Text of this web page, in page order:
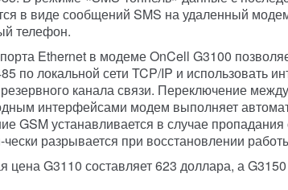
в виде сообщений SMS на удаленный
телефон.
Ethernet в модеме OnCell G3100
по локальной сети TCP/IP и использовать
резервного канала связи. Переключение
интерфейсами модем выполняет
GSM устанавливается в случае
чески разрывается при восстановлении
цена G3110 составляет 623 доллара, а